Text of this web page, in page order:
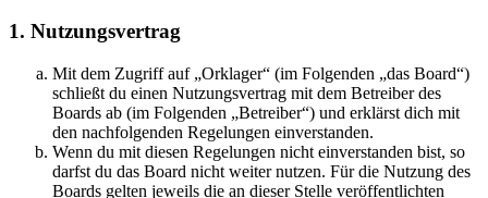
1. Nutzungsvertrag
Mit dem Zugriff auf „Orklager“ (im Folgenden „das Board“)
schließt du einen Nutzungsvertrag mit dem Betreiber des
Boards ab (im Folgenden „Betreiber“) und erklärst dich mit
den nachfolgenden Regelungen einverstanden.
Wenn du mit diesen Regelungen nicht einverstanden bist, so
darfst du das Board nicht weiter nutzen. Für die Nutzung des
Boards gelten jeweils die an dieser Stelle veröffentlichten